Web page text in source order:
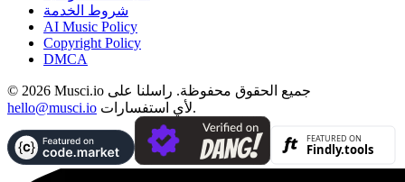
شروط الخدمة
AI Music Policy
Copyright Policy
DMCA
© 2026 Musci.io جميع الحقوق محفوظة. راسلنا على
hello@musci.io
لأي استفسارات.